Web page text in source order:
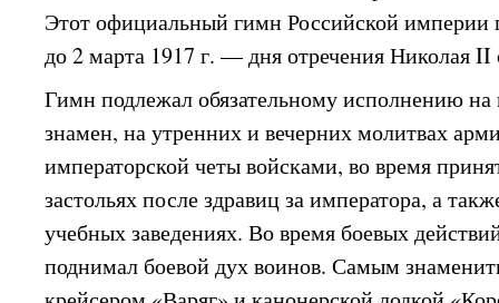
Этот официальный гимн Российской империи
до 2 марта 1917 г. — дня отречения Николая II
Гимн подлежал обязательному исполнению
знамен, на утренних и вечерних молитвах
императорской четы войсками, во время
застольях после здравиц за императора, а
учебных заведениях. Во время боевых
поднимал боевой дух воинов. Самым